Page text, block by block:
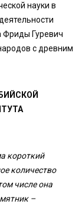
науки в
Фриды Гуревич
с древним
короткий
количество
числе она
–